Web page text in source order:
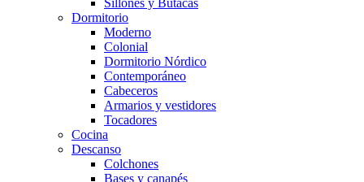
Dormitorio
Moderno
Colonial
Dormitorio Nórdico
Contemporáneo
Cabeceros
Armarios y vestidores
Tocadores
Cocina
Descanso
Colchones
Bases y canapés